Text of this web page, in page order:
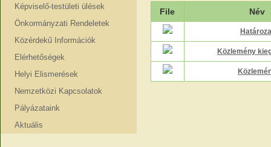
Képviselő-testületi ülések
Önkormányzati Rendeletek
Közérdekű Információk
Elérhetőségek
Helyi Elismerések
Nemzetközi Kapcsolatok
Pályázataink
Aktuális
File Név
Közlemény